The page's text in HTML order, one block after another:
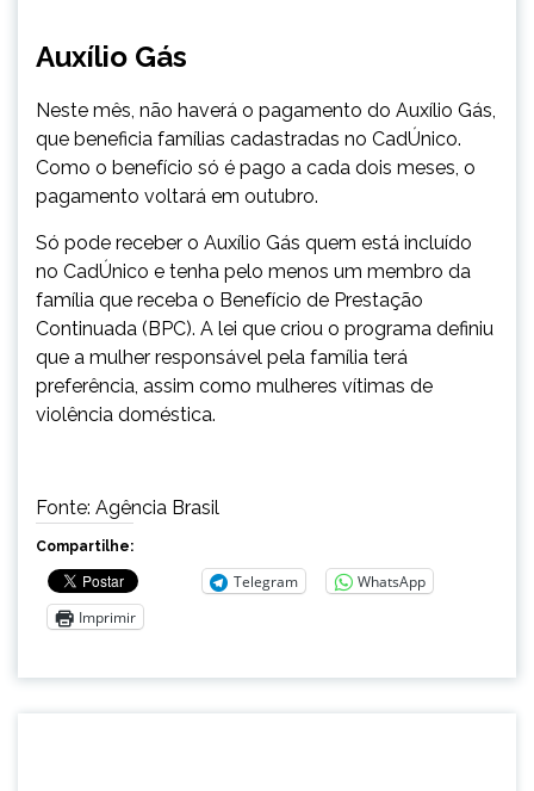
Auxílio Gás
Neste mês, não haverá o pagamento do Auxílio Gás,
que beneficia famílias cadastradas no CadÚnico.
Como o benefício só é pago a cada dois meses, o
pagamento voltará em outubro.
Só pode receber o Auxílio Gás quem está incluído
no CadÚnico e tenha pelo menos um membro da
família que receba o Benefício de Prestação
Continuada (BPC). A lei que criou o programa definiu
que a mulher responsável pela família terá
preferência, assim como mulheres vítimas de
violência doméstica.
Fonte: Agência Brasil
Compartilhe:
Telegram
WhatsApp
Imprimir